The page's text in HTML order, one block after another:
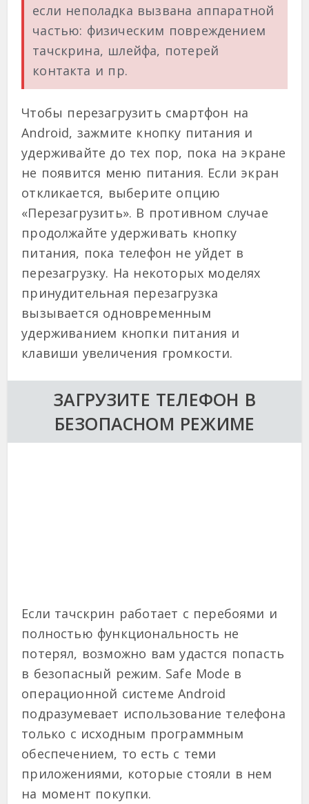
если неполадка вызвана аппаратной
частью: физическим повреждением
тачскрина, шлейфа, потерей
контакта и пр.
Чтобы перезагрузить смартфон на
Android, зажмите кнопку питания и
удерживайте до тех пор, пока на экране
не появится меню питания. Если экран
откликается, выберите опцию
«Перезагрузить». В противном случае
продолжайте удерживать кнопку
питания, пока телефон не уйдет в
перезагрузку. На некоторых моделях
принудительная перезагрузка
вызывается одновременным
удерживанием кнопки питания и
клавиши увеличения громкости.
ЗАГРУЗИТЕ ТЕЛЕФОН В
БЕЗОПАСНОМ РЕЖИМЕ
Если тачскрин работает с перебоями и
полностью функциональность не
потерял, возможно вам удастся попасть
в безопасный режим. Safe Mode в
операционной системе Android
подразумевает использование телефона
только с исходным программным
обеспечением, то есть с теми
приложениями, которые стояли в нем
на момент покупки.